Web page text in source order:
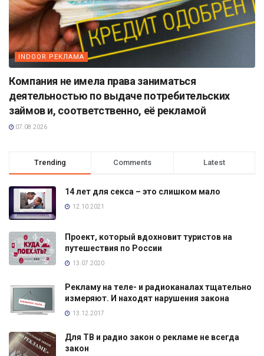
INDOOR РЕКЛАМА
Компания не имела права заниматься
деятельностью по выдаче потребительских
займов и, соответственно, её рекламой
07.08.2026
Trending Comments Latest
14 лет для секса – это слишком мало
12.10.2021
Проект, который вдохновит туристов на
путешествия по России
13.07.2020
Рекламу на теле- и радиоканалах тщательно
измеряют. И находят нарушения закона
13.12.2017
Для ТВ и радио закон о рекламе не всегда
закон